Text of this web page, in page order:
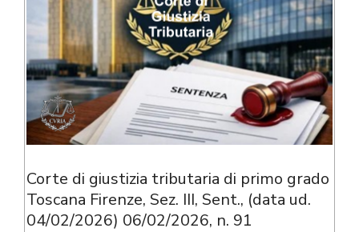
Corte di giustizia tributaria di primo grado
Toscana Firenze, Sez. III, Sent., (data ud.
04/02/2026) 06/02/2026, n. 91